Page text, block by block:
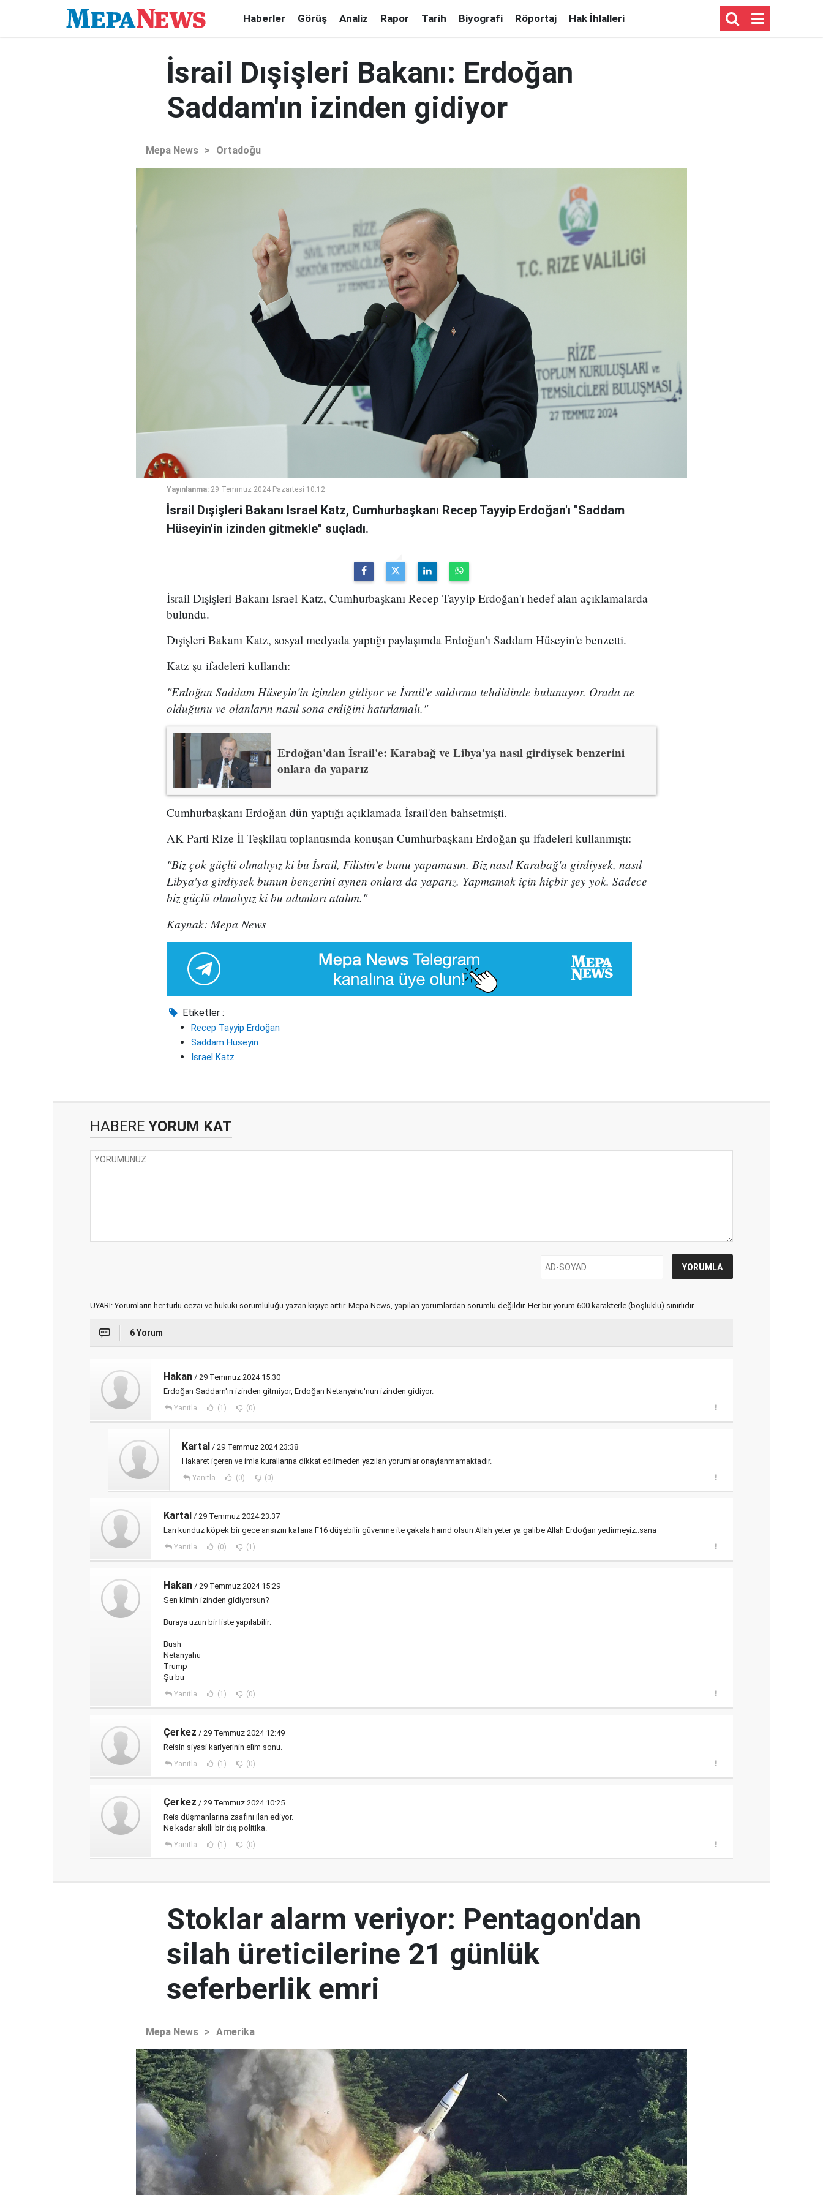
Haberler Görüş Analiz Rapor Tarih Biyografi Röportaj Hak İhlalleri
İsrail Dışişleri Bakanı: Erdoğan
Saddam'ın izinden gidiyor
Mepa News > Ortadoğu
Yayınlanma: 29 Temmuz 2024 Pazartesi 10:12
İsrail Dışişleri Bakanı Israel Katz, Cumhurbaşkanı Recep Tayyip Erdoğan'ı "Saddam
Hüseyin'in izinden gitmekle" suçladı.
İsrail Dışişleri Bakanı Israel Katz, Cumhurbaşkanı Recep Tayyip Erdoğan'ı hedef alan açıklamalarda
bulundu.
Dışişleri Bakanı Katz, sosyal medyada yaptığı paylaşımda Erdoğan'ı Saddam Hüseyin'e benzetti.
Katz şu ifadeleri kullandı:
"Erdoğan Saddam Hüseyin'in izinden gidiyor ve İsrail'e saldırma tehdidinde bulunuyor. Orada ne
olduğunu ve olanların nasıl sona erdiğini hatırlamalı."
Erdoğan'dan İsrail'e: Karabağ ve Libya'ya nasıl girdiysek benzerini
onlara da yaparız
Cumhurbaşkanı Erdoğan dün yaptığı açıklamada İsrail'den bahsetmişti.
AK Parti Rize İl Teşkilatı toplantısında konuşan Cumhurbaşkanı Erdoğan şu ifadeleri kullanmıştı:
"Biz çok güçlü olmalıyız ki bu İsrail, Filistin'e bunu yapamasın. Biz nasıl Karabağ'a girdiysek, nasıl
Libya'ya girdiysek bunun benzerini aynen onlara da yaparız. Yapmamak için hiçbir şey yok. Sadece
biz güçlü olmalıyız ki bu adımları atalım."
Kaynak: Mepa News
Etiketler :
Recep Tayyip Erdoğan
Saddam Hüseyin
Israel Katz
HABERE YORUM KAT
UYARI: Yorumların her türlü cezai ve hukuki sorumluluğu yazan kişiye aittir. Mepa News, yapılan yorumlardan sorumlu değildir. Her bir yorum 600 karakterle (boşluklu) sınırlıdır.
6 Yorum
Hakan / 29 Temmuz 2024 15:30
Erdoğan Saddam'ın izinden gitmiyor, Erdoğan Netanyahu'nun izinden gidiyor.
Yanıtla (1) (0)
Kartal / 29 Temmuz 2024 23:38
Hakaret içeren ve imla kurallarına dikkat edilmeden yazılan yorumlar onaylanmamaktadır.
Yanıtla (0) (0)
Kartal / 29 Temmuz 2024 23:37
Lan kunduz köpek bir gece ansızın kafana F16 düşebilir güvenme ite çakala hamd olsun Allah yeter ya galibe Allah Erdoğan yedirmeyiz..sana
Yanıtla (0) (1)
Hakan / 29 Temmuz 2024 15:29
Sen kimin izinden gidiyorsun?
Buraya uzun bir liste yapılabilir:
Bush
Netanyahu
Trump
Şu bu
Yanıtla (1) (0)
Çerkez / 29 Temmuz 2024 12:49
Reisin siyasi kariyerinin elîm sonu.
Yanıtla (1) (0)
Çerkez / 29 Temmuz 2024 10:25
Reis düşmanlarına zaafını ilan ediyor.
Ne kadar akıllı bir dış politika.
Yanıtla (1) (0)
Stoklar alarm veriyor: Pentagon'dan
silah üreticilerine 21 günlük
seferberlik emri
Mepa News > Amerika